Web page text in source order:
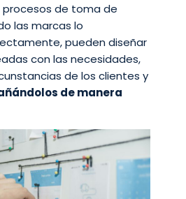
procesos de toma de
las marcas lo
pueden diseñar
con las necesidades,
de los clientes y
de manera